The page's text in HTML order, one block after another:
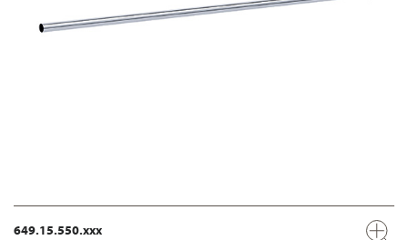
649.15.550.xxx